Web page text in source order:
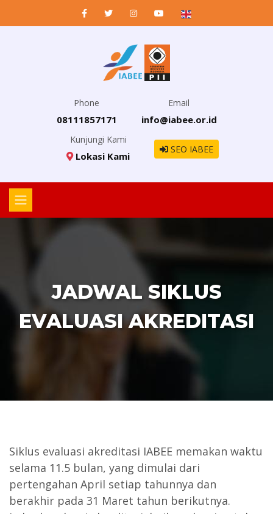
Phone
08111857171
Email
info@iabee.or.id
Kunjungi Kami
Lokasi Kami
SEO IABEE
JADWAL SIKLUS
EVALUASI AKREDITASI
Siklus evaluasi akreditasi IABEE memakan waktu
selama 11.5 bulan, yang dimulai dari
pertengahan April setiap tahunnya dan
berakhir pada 31 Maret tahun berikutnya.